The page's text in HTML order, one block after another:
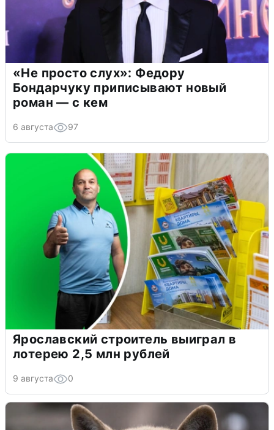
«Не просто слух»: Федору
Бондарчуку приписывают новый
роман — с кем
6 августа 97
Ярославский строитель выиграл в
лотерею 2,5 млн рублей
9 августа 0